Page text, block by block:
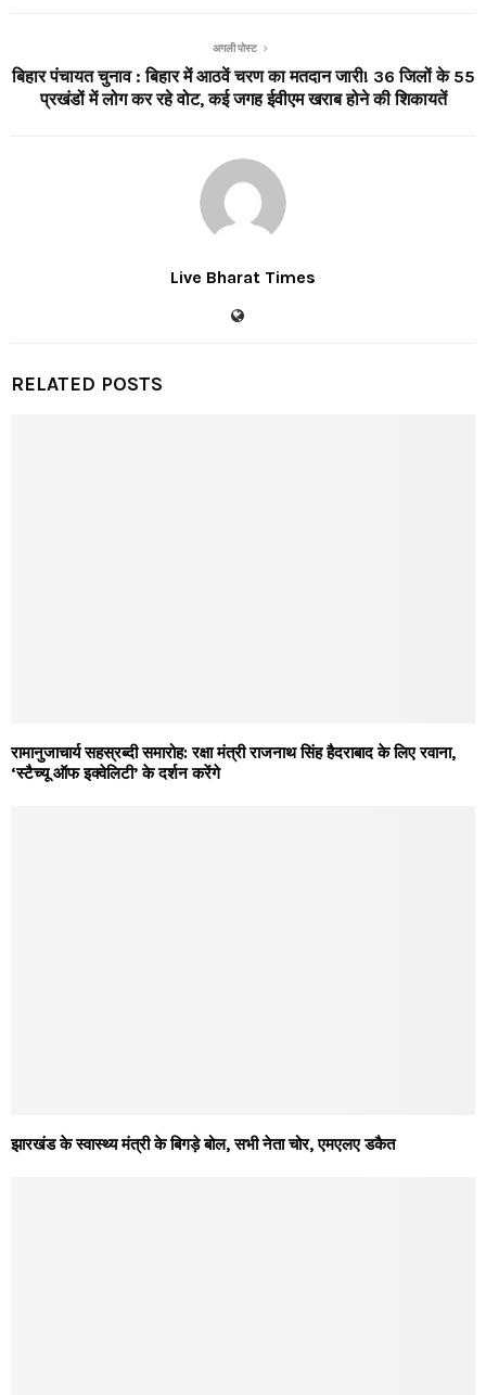
अगली पोस्ट
बिहार पंचायत चुनाव : बिहार में आठवें चरण का मतदान जारी! 36 जिलों के 55
प्रखंडों में लोग कर रहे वोट, कई जगह ईवीएम खराब होने की शिकायतें
Live Bharat Times
RELATED POSTS
रामानुजाचार्य सहस्रब्दी समारोह: रक्षा मंत्री राजनाथ सिंह हैदराबाद के लिए रवाना,
‘स्टैच्यू ऑफ इक्वेलिटी’ के दर्शन करेंगे
झारखंड के स्वास्थ्य मंत्री के बिगड़े बोल, सभी नेता चोर, एमएलए डकैत